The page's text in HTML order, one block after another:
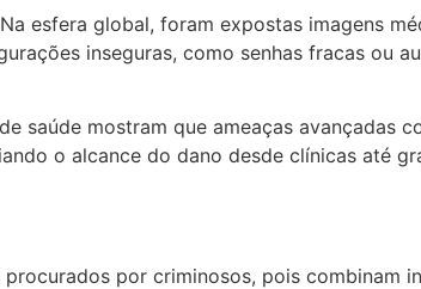
esfera global, foram expostas imagens
inseguras, como senhas fracas ou
saúde mostram que ameaças avançadas
o alcance do dano desde clínicas até
por criminosos, pois combinam